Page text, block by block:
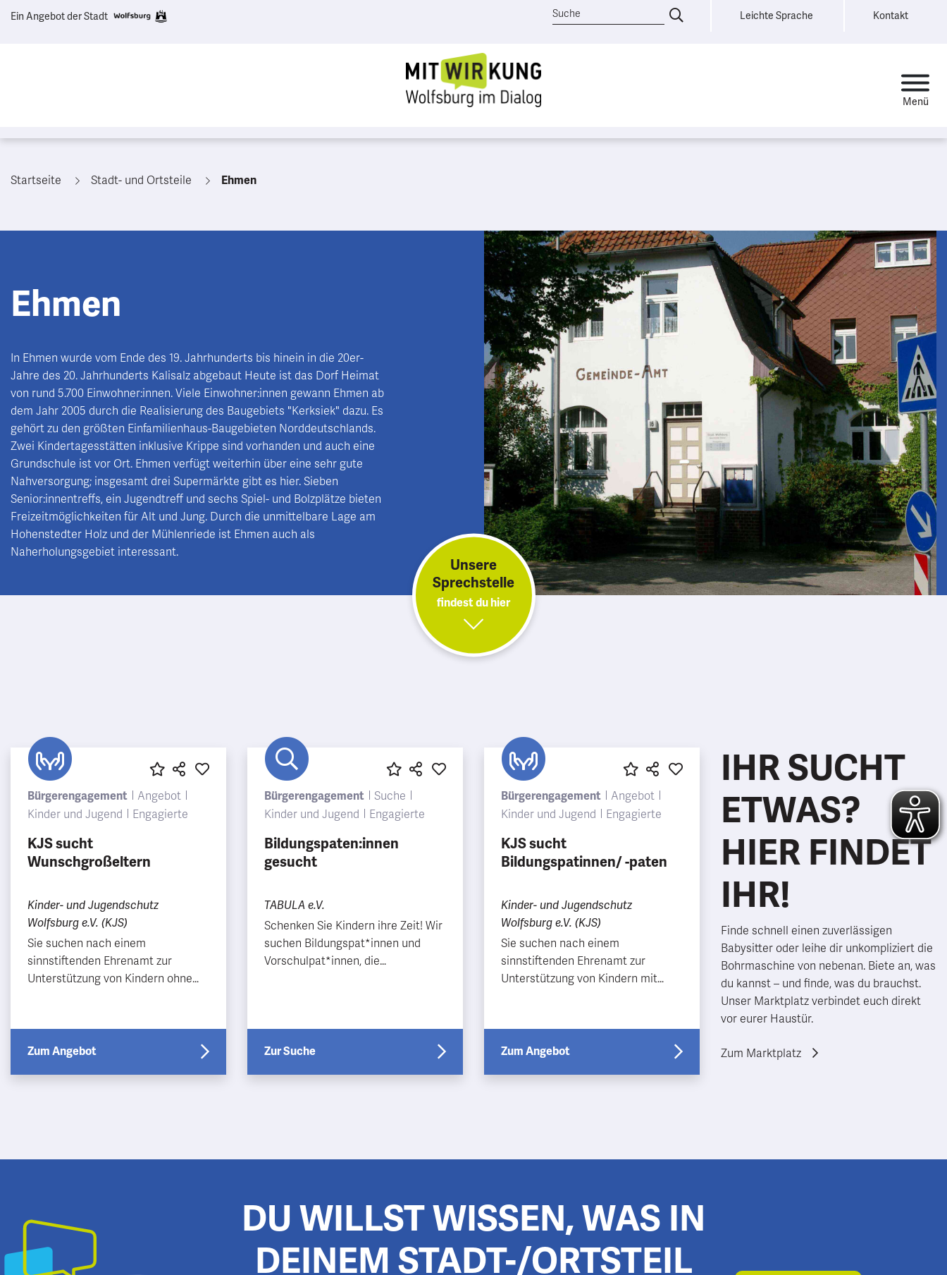
Ein Angebot der Stadt Leichte Sprache Kontakt
Startseite Stadt- und Ortsteile Ehmen
Ehmen
In Ehmen wurde vom Ende des 19. Jahrhunderts bis hinein in die 20er-
Jahre des 20. Jahrhunderts Kalisalz abgebaut Heute ist das Dorf Heimat
von rund 5.700 Einwohner:innen. Viele Einwohner:innen gewann Ehmen ab
dem Jahr 2005 durch die Realisierung des Baugebiets "Kerksiek" dazu. Es
gehört zu den größten Einfamilienhaus-Baugebieten Norddeutschlands.
Zwei Kindertagesstätten inklusive Krippe sind vorhanden und auch eine
Grundschule ist vor Ort. Ehmen verfügt weiterhin über eine sehr gute
Nahversorgung; insgesamt drei Supermärkte gibt es hier. Sieben
Senior:innentreffs, ein Jugendtreff und sechs Spiel- und Bolzplätze bieten
Freizeitmöglichkeiten für Alt und Jung. Durch die unmittelbare Lage am
Hohenstedter Holz und der Mühlenriede ist Ehmen auch als
Naherholungsgebiet interessant.
Unsere
Sprechstelle
findest du hier
Bürgerengagement
Angebot
Kinder und Jugend
Engagierte
KJS sucht
Wunschgroßeltern
Kinder- und Jugendschutz
Wolfsburg e.V. (KJS)
Sie suchen nach einem
sinnstiftenden Ehrenamt zur
Unterstützung von Kindern ohne
sind Sie b…
Zum Angebot
Bürgerengagement
Suche
Kinder und Jugend
Engagierte
Bildungspaten:innen
gesucht
TABULA e.V.
Schenken Sie Kindern ihre Zeit! Wir
suchen Bildungspat*innen und
Vorschulpat*innen, die
Zur Suche
Bürgerengagement
Angebot
Kinder und Jugend
Engagierte
KJS sucht
Bildungspatinnen/ -paten
Kinder- und Jugendschutz
Wolfsburg e.V. (KJS)
Sie suchen nach einem
sinnstiftenden Ehrenamt zur
Unterstützung von Kindern mit
sind S…
Zum Angebot
IHR SUCHT
ETWAS?
HIER FINDET
IHR!
Finde schnell einen zuverlässigen
Babysitter oder leihe dir unkompliziert die
Bohrmaschine von nebenan. Biete an, was
du kannst – und finde, was du brauchst.
Unser Marktplatz verbindet euch direkt
vor eurer Haustür.
Zum Marktplatz
DU WILLST WISSEN, WAS IN
DEINEM STADT-/ORTSTEIL